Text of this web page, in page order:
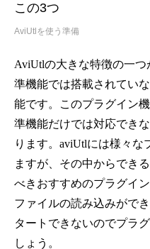
この3つ
AviUtlを使う準備
AviUtlの大きな特徴の一
準機能では搭載されてい
能です。このプラグイン
準機能だけでは対応でき
ります。aviUtlには様々な
ますが、その中からでき
べきおすすめのプラグイ
ファイルの読み込みがで
タートできないのでプラ
しょう。